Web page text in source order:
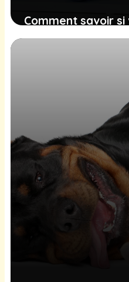
Comment savoir
utilise les bons
(et pourquoi ça